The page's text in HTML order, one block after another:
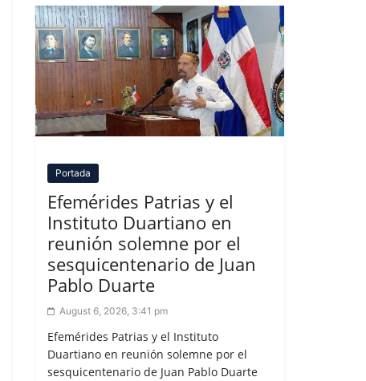
Portada
Efemérides Patrias y el
Instituto Duartiano en
reunión solemne por el
sesquicentenario de Juan
Pablo Duarte
August 6, 2026, 3:41 pm
Efemérides Patrias y el Instituto
Duartiano en reunión solemne por el
sesquicentenario de Juan Pablo Duarte